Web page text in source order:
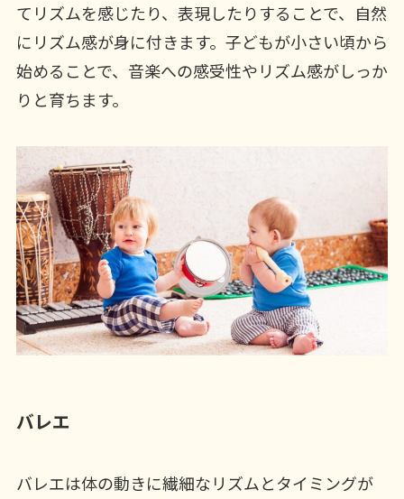
てリズムを感じたり、表現したりすることで、自然
にリズム感が身に付きます。子どもが小さい頃から
始めることで、音楽への感受性やリズム感がしっか
りと育ちます。
バレエ
バレエは体の動きに繊細なリズムとタイミングが